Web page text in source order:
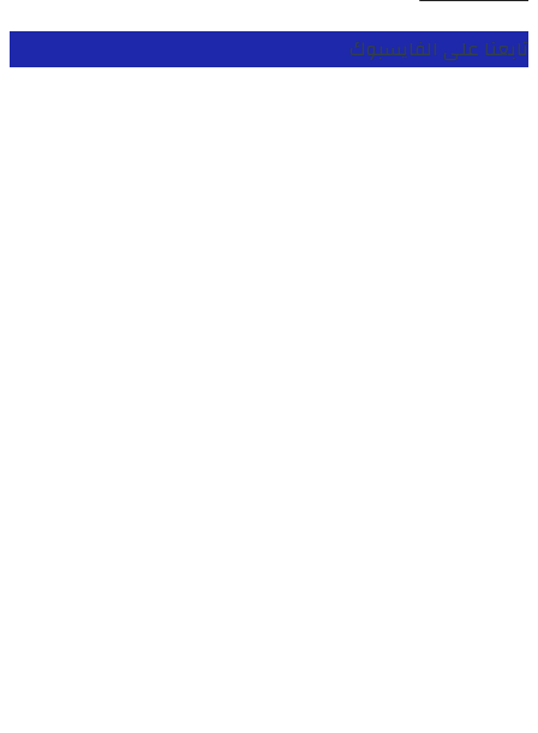
تابعنا على الفايسبوك